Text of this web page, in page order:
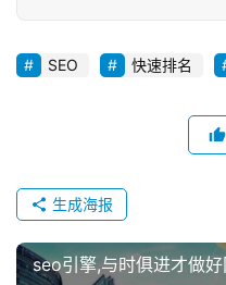
SEO 快速排名
生成海报
seo引擎,与时俱进才做